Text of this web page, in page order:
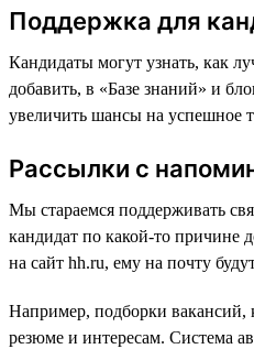
Поддержка для
Кандидаты могут узнать, как
добавить, в «Базе знаний» и
увеличить шансы на успешное
Рассылки с
Мы стараемся поддерживать
кандидат по какой-то причине
на сайт hh.ru, ему на почту
Например, подборки вакансий,
резюме и интересам. Система